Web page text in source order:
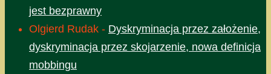
jest bezprawny
Olgierd Rudak - Dyskryminacja przez założenie,
dyskryminacja przez skojarzenie, nowa definicja
mobbingu